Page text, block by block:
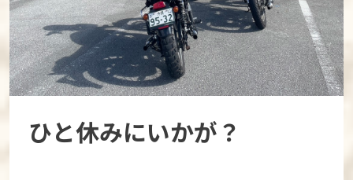
ひと休みにいかが？